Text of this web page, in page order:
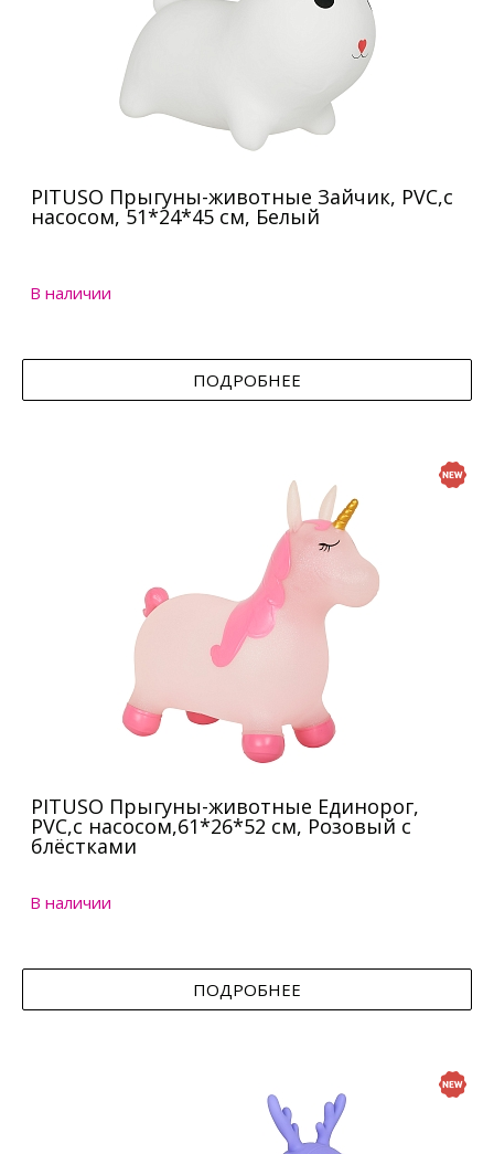
PITUSO Прыгуны-животные Зайчик, PVC,с
насосом, 51*24*45 см, Белый
В наличии
ПОДРОБНЕЕ
PITUSO Прыгуны-животные Единорог,
PVC,с насосом,61*26*52 см, Розовый с
блёстками
В наличии
ПОДРОБНЕЕ